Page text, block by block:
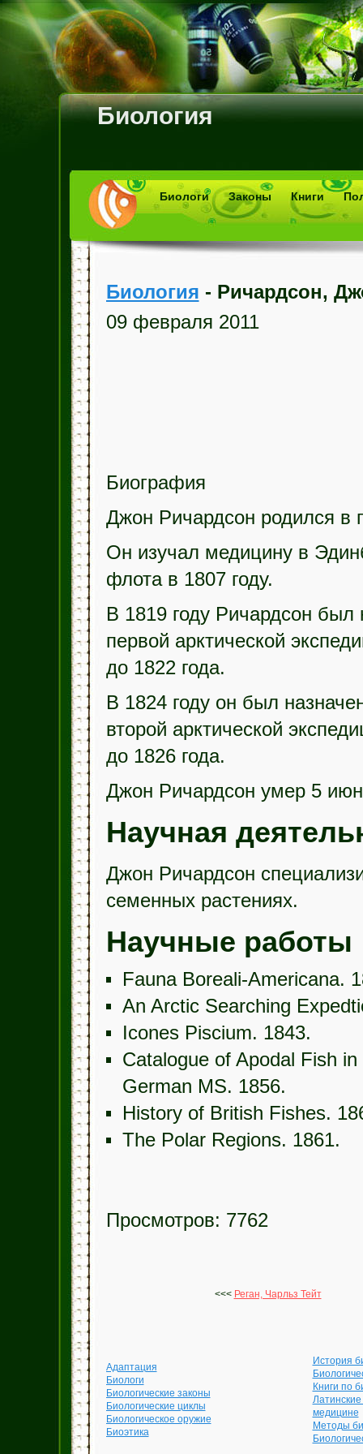
Биология
Биологи Законы Книги
Биология - Ричардсон,
09 февраля 2011
Биография
Джон Ричардсон родился в
Он изучал медицину в
флота в 1807 году.
В 1819 году Ричардсон был
первой арктической
до 1822 года.
В 1824 году он был
второй арктической
до 1826 года.
Джон Ричардсон умер 5
Научная
Джон Ричардсон
семенных растениях.
Научные работы
Fauna Boreali-Americana.
An Arctic Searching
Icones Piscium. 1843.
Catalogue of Apodal Fish
German MS. 1856.
History of British Fishes.
The Polar Regions. 1861.
Просмотров: 7762
<<< Реган, Чарльз Тейт
Адаптация
Биологи
Биологические законы
Биологические циклы
Биологическое оружие
Биоэтика
История
Книги по
медицине
Методы